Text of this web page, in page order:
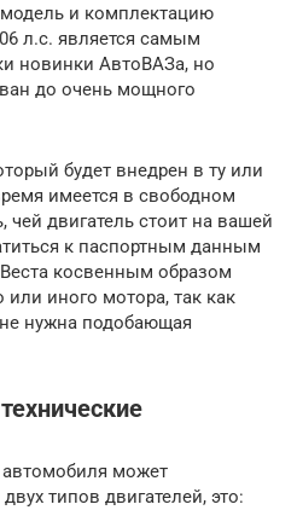
и комплектацию
л.с. является самым
новинки АвтоВАЗа, но
до очень мощного
будет внедрен в ту или
имеется в свободном
двигатель стоит на вашей
к паспортным данным
косвенным образом
или иного мотора, так как
нужна подобающая
может
типов двигателей, это: